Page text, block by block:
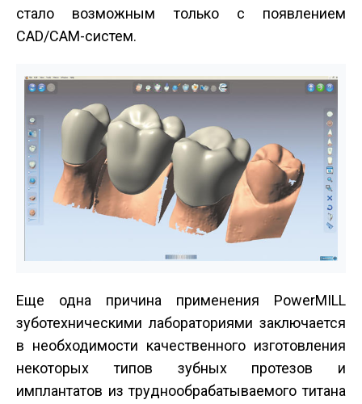
стало возможным только с появлением
CAD/CAM-систем.
Еще одна причина применения PowerMILL
зуботехническими лабораториями заключается
в необходимости качественного изготовления
некоторых типов зубных протезов и
имплантатов из труднообрабатываемого титана